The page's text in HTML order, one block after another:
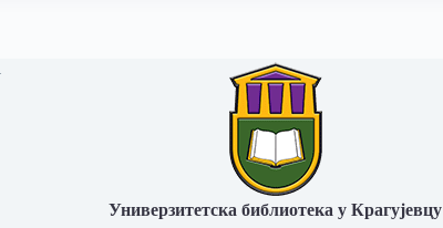
Универзитетска библиотека у Крагујевцу